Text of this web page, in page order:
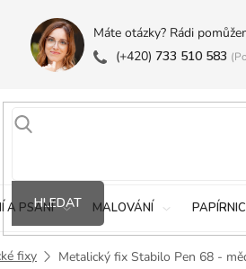
Máte otázky? Rádi
(+420) 733 510 583
HLEDAT
A PSANÍ MALOVÁNÍ
fixy Metalický fix Stabilo Pen 68 -